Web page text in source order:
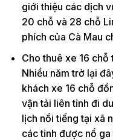
giới thiệu các dịch
20 chỗ và 28 chỗ
phích của Cà Mau
Cho thuê xe 16 chỗ
Nhiều năm trở lại
khách xe 16 chỗ
vận tải liên tỉnh đi
lịch nổi tiếng tại xã
các tỉnh được nổ